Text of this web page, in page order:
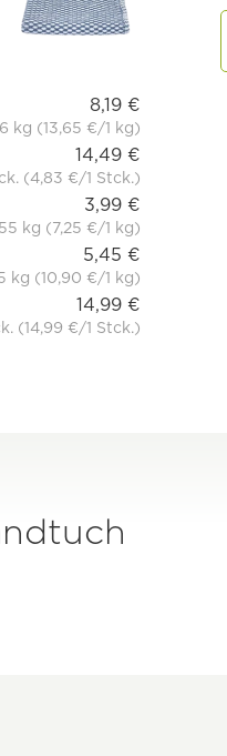
8,19 €
kg (13,65 €/1 kg)
14,49 €
(4,83 €/1 Stck.)
3,99 €
kg (7,25 €/1 kg)
5,45 €
kg (10,90 €/1 kg)
14,99 €
(14,99 €/1 Stck.)